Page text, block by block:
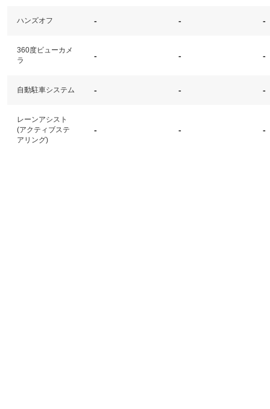
ハンズオフ - - -
360度ビューカメ
ラ
- - -
自動駐車システム - - -
レーンアシスト
(アクティブステ
アリング)
- - -